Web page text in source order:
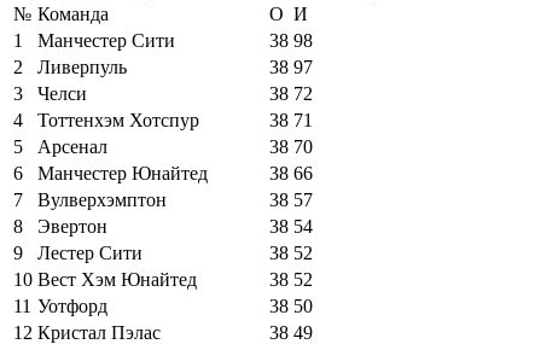
№ Команда О И
1
Манчестер Сити 38 98
2
Ливерпуль 38 97
3
Челси 38 72
4
Тоттенхэм Хотспур 38 71
5
Арсенал 38 70
6
Манчестер Юнайтед 38 66
7
Вулверхэмптон 38 57
8
Эвертон 38 54
9
Лестер Сити 38 52
10 Вест Хэм Юнайтед 38 52
11 Уотфорд 38 50
12 Кристал Пэлас 38 49